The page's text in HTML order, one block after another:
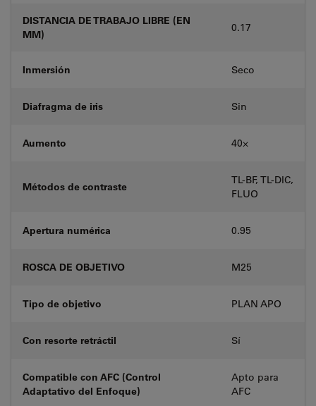
DISTANCIA DE TRABAJO LIBRE (EN
MM)
0.17
Inmersión Seco
Diafragma de iris Sin
Aumento 40⨉
Métodos de contraste
TL-BF, TL-DIC,
FLUO
Apertura numérica 0.95
ROSCA DE OBJETIVO M25
Tipo de objetivo PLAN APO
Con resorte retráctil Sí
Compatible con AFC (Control
Adaptativo del Enfoque)
Apto para
AFC